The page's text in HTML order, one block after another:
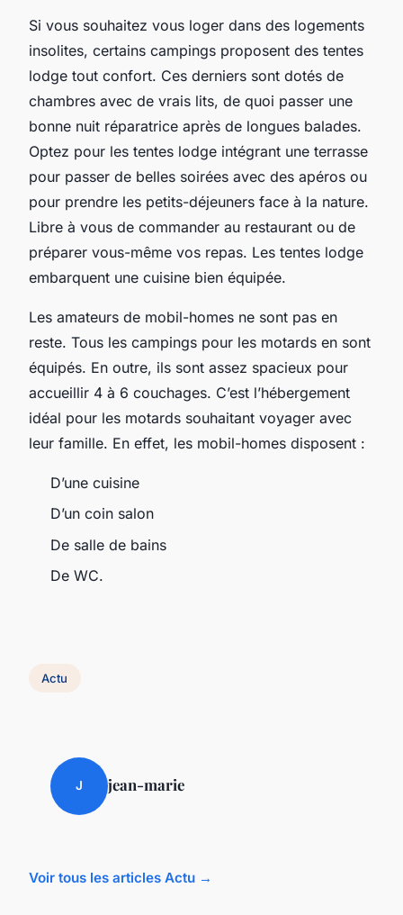
Si vous souhaitez vous loger dans des logements
insolites, certains campings proposent des tentes
lodge tout confort. Ces derniers sont dotés de
chambres avec de vrais lits, de quoi passer une
bonne nuit réparatrice après de longues balades.
Optez pour les tentes lodge intégrant une terrasse
pour passer de belles soirées avec des apéros ou
pour prendre les petits-déjeuners face à la nature.
Libre à vous de commander au restaurant ou de
préparer vous-même vos repas. Les tentes lodge
embarquent une cuisine bien équipée.
Les amateurs de mobil-homes ne sont pas en
reste. Tous les campings pour les motards en sont
équipés. En outre, ils sont assez spacieux pour
accueillir 4 à 6 couchages. C’est l’hébergement
idéal pour les motards souhaitant voyager avec
leur famille. En effet, les mobil-homes disposent :
D’une cuisine
D’un coin salon
De salle de bains
De WC.
Actu
J jean-marie
Voir tous les articles Actu →